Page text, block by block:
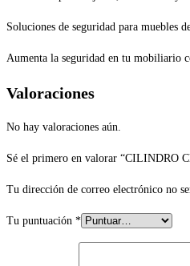
Soluciones de seguridad para muebles
Aumenta la seguridad en tu mobiliario
Valoraciones
No hay valoraciones aún.
Sé el primero en valorar “CILINDRO
Tu dirección de correo electrónico no
Tu puntuación *